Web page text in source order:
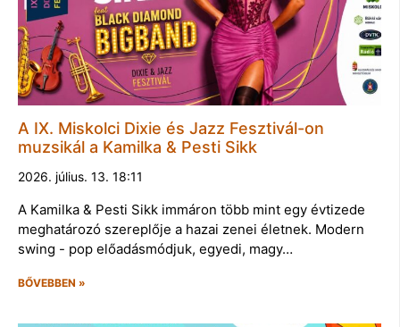
A IX. Miskolci Dixie és Jazz Fesztivál-on
muzsikál a Kamilka & Pesti Sikk
2026. július. 13. 18:11
A Kamilka & Pesti Sikk immáron több mint egy évtizede
meghatározó szereplője a hazai zenei életnek. Modern
swing - pop előadásmódjuk, egyedi, magy…
BŐVEBBEN »